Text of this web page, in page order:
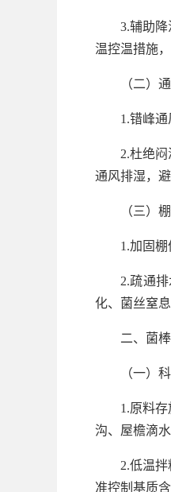
3.辅助
温控温措施
（二）
1.错峰
2.杜绝
通风排湿，
（三）
1.加固
2.疏通
化、菌丝窒息
二、菌
（一）
1.原料
沟、屋檐滴
2.低温
准控制基质